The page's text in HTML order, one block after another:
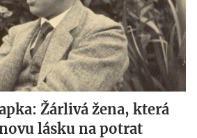
Žárlivá žena, která
lásku na potrat